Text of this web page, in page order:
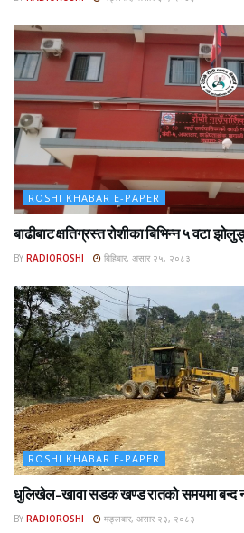
ROSHI KHABAR E-PAPER
बाढीबाट क्षतिग्रस्त रोशीका बिभिन्न ५ वटा
BY RADIOROSHI बिहिबार, असार २५, २०८३
ROSHI KHABAR E-PAPER
धुलिखेल–खावा सडक खण्ड रातको समयमा बन्द
BY RADIOROSHI मङ्लबार, असार २३, २०८३